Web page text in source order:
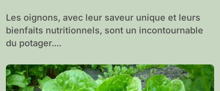
Les oignons, avec leur saveur unique et leurs
bienfaits nutritionnels, sont un incontournable
du potager....